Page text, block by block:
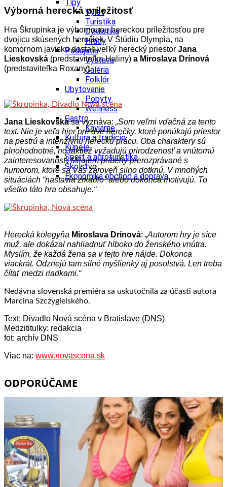
Tipy
Výlet
Turistika
Cyklistika
Hrady
Podujatia
Výstava
Galéria
Folklór
Ubytovanie
Pobyty
Wellness
Gastro
Kaviarne
Kultúra a tradície
Kúpele
Šport a agroturistika
Školstvo
Ekonomika obchod a doprava
Výborná herecká príležitosť
Hra Škrupinka je výbornouou hereckou príležitosťou pre
dvojicu skúsených herečiek. V Štúdiu Olympia, na
komornom javisku dostali veľký herecký priestor Jana
Lieskovská (predstaviteľka Haliny) a Miroslava Drínová
(predstaviteľka Roxany).
Jana Lieskovskása vyznáva: „Som veľmi vďačná za tento
text. Nie je veľa hier pre dve herečky, ktoré ponúkajú priestor
na pestrú a intenzívnu hereckú prácu. Oba charaktery sú
plnohodnotné, no taktiež vyžadujú prirodzenosť a vnútornú
zainteresovanosť. Milujem príbehy prerozprávané s
humorom, ktoré sa Vás zároveň silno dotknú. V mnohých
situáciách “nastavia zrkadlo” alebo dokonca motivujú. To
všetko táto hra obsahuje.“
Herecká kolegyňa Miroslava Drínová: „Autorom hry je síce
muž, ale dokázal nahliadnuť hlboko do ženského vnútra.
Myslím, že každá žena sa v tejto hre nájde. Dokonca
viackrát. Odznejú tam silné myšlienky aj posolstvá. Len treba
čítať medzi riadkami.“
Nedávna slovenská premiéra sa uskutočnila za účasti autora
Marcina Szczygielského.
Text: Divadlo Nová scéna v Bratislave (DNS)
Medzititulky: redakcia
fot: archív DNS
Viac na: www.novascena.sk
ODPORÚČAME